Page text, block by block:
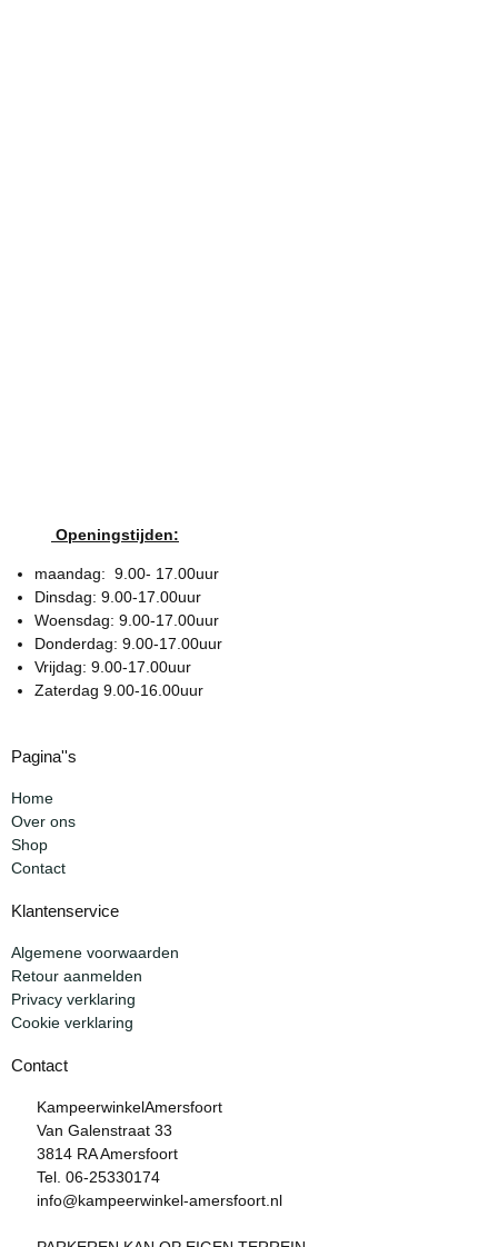
Openingstijden:
maandag: 9.00- 17.00uur
Dinsdag: 9.00-17.00uur
Woensdag: 9.00-17.00uur
Donderdag: 9.00-17.00uur
Vrijdag: 9.00-17.00uur
Zaterdag 9.00-16.00uur
Pagina''s
Home
Over ons
Shop
Contact
Klantenservice
Algemene voorwaarden
Retour aanmelden
Privacy verklaring
Cookie verklaring
Contact
KampeerwinkelAmersfoort
Van Galenstraat 33
3814 RA Amersfoort
Tel. 06-25330174
info@kampeerwinkel-amersfoort.nl